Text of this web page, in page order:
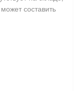
составить